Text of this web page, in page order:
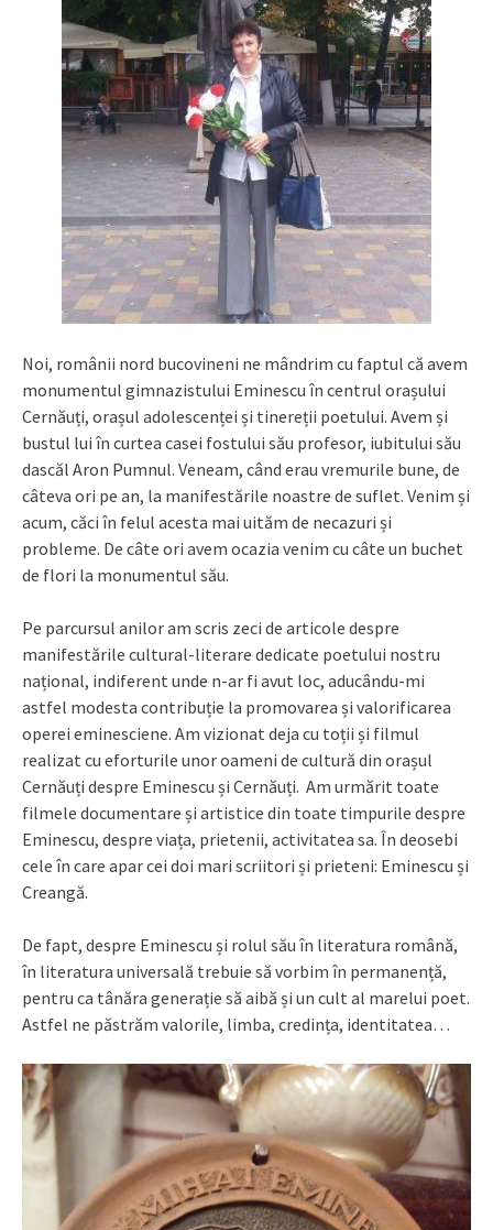
Noi, românii nord bucovineni ne mândrim cu faptul că avem
monumentul gimnazistului Eminescu în centrul orașului
Cernăuți, orașul adolescenței și tinereții poetului. Avem și
bustul lui în curtea casei fostului său profesor, iubitului său
dascăl Aron Pumnul. Veneam, când erau vremurile bune, de
câteva ori pe an, la manifestările noastre de suflet. Venim și
acum, căci în felul acesta mai uităm de necazuri și
probleme. De câte ori avem ocazia venim cu câte un buchet
de flori la monumentul său.
Pe parcursul anilor am scris zeci de articole despre
manifestările cultural-literare dedicate poetului nostru
național, indiferent unde n-ar fi avut loc, aducându-mi
astfel modesta contribuție la promovarea și valorificarea
operei eminesciene. Am vizionat deja cu toții și filmul
realizat cu eforturile unor oameni de cultură din orașul
Cernăuți despre Eminescu și Cernăuți. Am urmărit toate
filmele documentare și artistice din toate timpurile despre
Eminescu, despre viața, prietenii, activitatea sa. În deosebi
cele în care apar cei doi mari scriitori și prieteni: Eminescu și
Creangă.
De fapt, despre Eminescu și rolul său în literatura română,
în literatura universală trebuie să vorbim în permanență,
pentru ca tânăra generație să aibă și un cult al marelui poet.
Astfel ne păstrăm valorile, limba, credința, identitatea…